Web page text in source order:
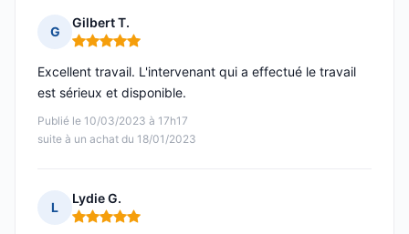
G
Gilbert T.
Note : 5 sur 5
Publié le 10/03/2023 à 17h17
suite à un achat du 18/01/2023
Excellent travail. L'intervenant qui a effectué le travail
est sérieux et disponible.
L
Lydie G.
Note : 5 sur 5